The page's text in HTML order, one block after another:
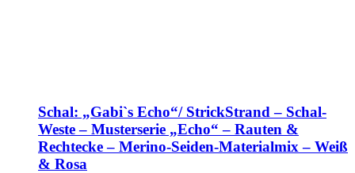
Schal: „Gabi`s Echo“/ StrickStrand – Schal-
Weste – Musterserie „Echo“ – Rauten &
Rechtecke – Merino-Seiden-Materialmix – Weiß
& Rosa